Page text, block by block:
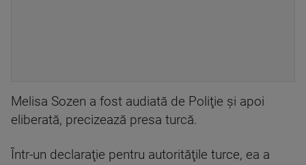
Melisa Sozen a fost audiată de Poliţie şi apoi
eliberată, precizează presa turcă.
Într-un declaraţie pentru autorităţile turce, ea a